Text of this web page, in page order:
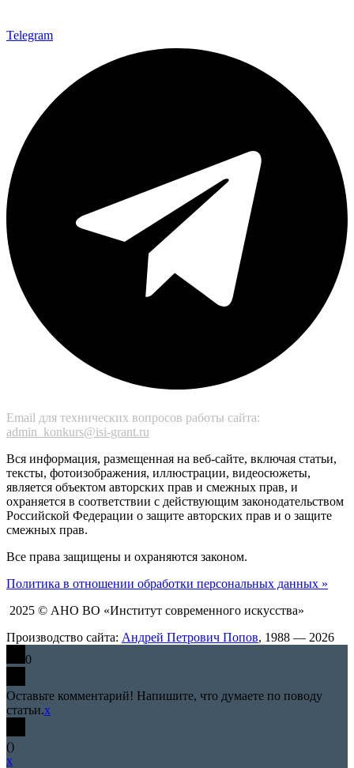
Telegram
Email для технических вопросов работы сайта:
admin_konkurs@isi-grant.ru
Вся информация, размещенная на веб-сайте, включая статьи,
тексты, фотоизображения, иллюстрации, видеосюжеты,
является объектом авторских прав и смежных прав, и
охраняется в соответствии с действующим законодательством
Российской Федерации о защите авторских прав и о защите
смежных прав.
Все права защищены и охраняются законом.
Политика в отношении обработки персональных данных »
2025 © АНО ВО «Институт современного искусства»
Производство сайта: Андрей Петрович Попов, 1988 — 2026
0
Оставьте комментарий! Напишите, что думаете по поводу
статьи.x
()
x